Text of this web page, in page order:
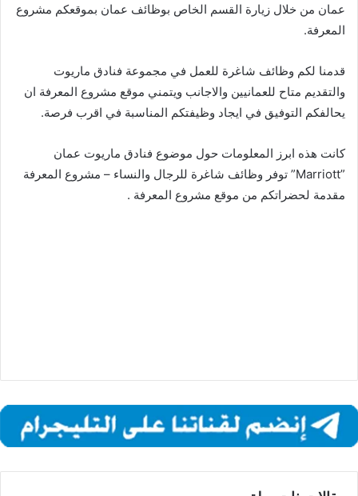
عمان من خلال زيارة القسم الخاص بوظائف عمان بموقعكم مشروع
المعرفة.
قدمنا لكم وظائف شاغرة للعمل في مجموعة فنادق ماريوت
والتقديم متاح للعمانيين والاجانب ويتمني موقع مشروع المعرفة ان
يحالفكم التوفيق في ايجاد وظيفتكم المناسبة في اقرب فرصة.
كانت هذه ابرز المعلومات حول موضوع فنادق ماريوت عمان
”Marriott” توفر وظائف شاغرة للرجال والنساء – مشروع المعرفة
مقدمة لحضراتكم من موقع مشروع المعرفة .